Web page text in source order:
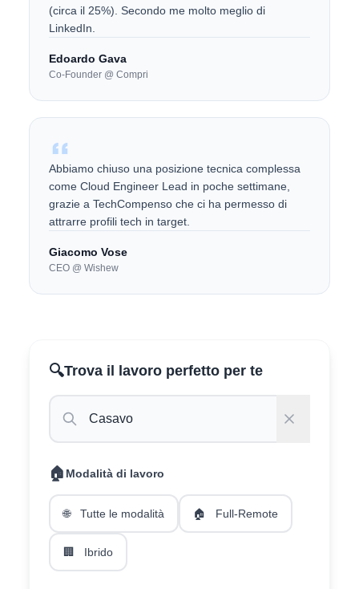
(circa il 25%). Secondo me molto meglio di
LinkedIn.
Edoardo Gava
Co-Founder @ Compri
Abbiamo chiuso una posizione tecnica complessa
come Cloud Engineer Lead in poche settimane,
grazie a TechCompenso che ci ha permesso di
attrarre profili tech in target.
Giacomo Vose
CEO @ Wishew
🔍Trova il lavoro perfetto per te
🏠 Modalità di lavoro
🌐 Tutte le modalità 🏠 Full-Remote
🏢 Ibrido